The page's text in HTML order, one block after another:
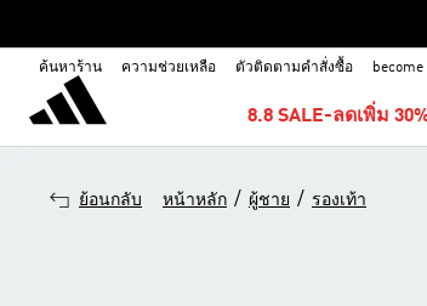
ค้นหาร้าน ความช่วยเหลือ ตัวติดตามคำสั่งซื้อ
8.8 SALE-ลดเพิ่ม
ย้อนกลับ หน้าหลัก / ผู้ชาย / รองเท้า